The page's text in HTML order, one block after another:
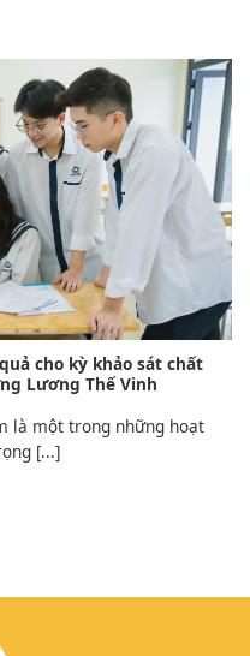
cho kỳ khảo sát chất
Lương Thế Vinh
là một trong những hoạt
[...]